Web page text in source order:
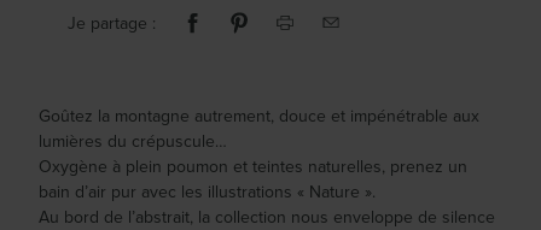
Je partage :
Goûtez la montagne autrement, douce et impénétrable aux
lumières du crépuscule…
Oxygène à plein poumon et teintes naturelles, prenez un
bain d’air pur avec les illustrations « Nature ».
Au bord de l’abstrait, la collection nous enveloppe de silence